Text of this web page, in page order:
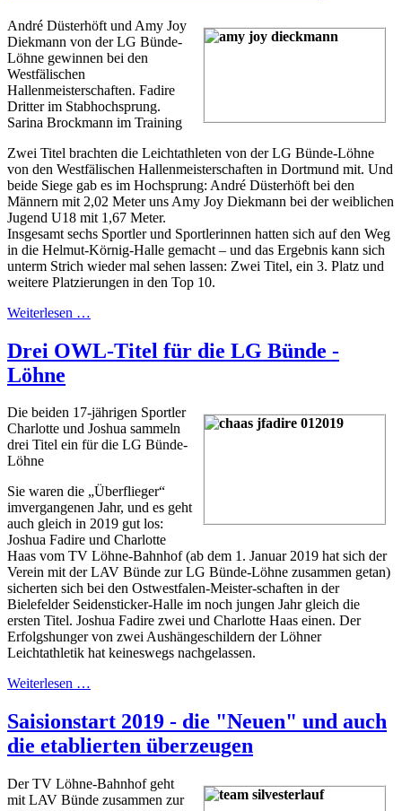
André Düsterhöft und Amy Joy
Diekmann von der LG Bünde-
Löhne gewinnen bei den
Westfälischen
Hallenmeisterschaften. Fadire
Dritter im Stabhochsprung.
Sarina Brockmann im Training
Zwei Titel brachten die Leichtathleten von der LG Bünde-Löhne
von den Westfälischen Hallenmeisterschaften in Dortmund mit. Und
beide Siege gab es im Hochsprung: André Düsterhöft bei den
Männern mit 2,02 Meter uns Amy Joy Diekmann bei der weiblichen
Jugend U18 mit 1,67 Meter.
Insgesamt sechs Sportler und Sportlerinnen hatten sich auf den Weg
in die Helmut-Körnig-Halle gemacht – und das Ergebnis kann sich
unterm Strich wieder mal sehen lassen: Zwei Titel, ein 3. Platz und
weitere Platzierungen in den Top 10.
Weiterlesen …
Drei OWL-Titel für die LG Bünde -
Löhne
Die beiden 17-jährigen Sportler
Charlotte und Joshua sammeln
drei Titel ein für die LG Bünde-
Löhne
Sie waren die „Überflieger“
imvergangenen Jahr, und es geht
auch gleich in 2019 gut los:
Joshua Fadire und Charlotte
Haas vom TV Löhne-Bahnhof (ab dem 1. Januar 2019 hat sich der
Verein mit der LAV Bünde zur LG Bünde-Löhne zusammen getan)
sicherten sich bei den Ostwestfalen-Meister-schaften in der
Bielefelder Seidensticker-Halle im noch jungen Jahr gleich die
ersten Titel. Joshua Fadire zwei und Charlotte Haas einen. Der
Erfolgshunger von zwei Aushängeschildern der Löhner
Leichtathletik hat keineswegs nachgelassen.
Weiterlesen …
Saisionstart 2019 - die "Neuen" und auch
die etablierten überzeugen
Der TV Löhne-Bahnhof geht
mit LAV Bünde zusammen zur